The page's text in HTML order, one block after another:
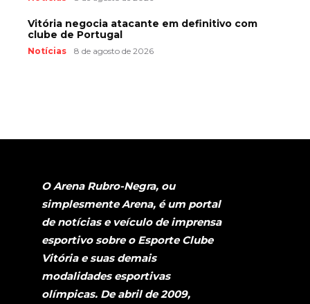
Vitória negocia atacante em definitivo com
clube de Portugal
Notícias 8 de agosto de 2026
O Arena Rubro-Negra, ou
simplesmente Arena, é um portal
de notícias e veículo de imprensa
esportivo sobre o Esporte Clube
Vitória e suas demais
modalidades esportivas
olímpicas. De abril de 2009,